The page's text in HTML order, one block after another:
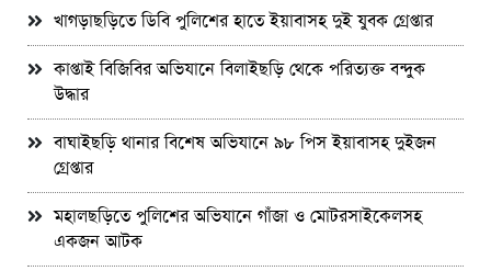
খাগড়াছড়িতে ডিবি পুলিশের হাতে ইয়াবাসহ দুই যুবক গ্রেপ্তার
কাপ্তাই বিজিবির অভিযানে বিলাইছড়ি থেকে পরিত্যক্ত বন্দুক
উদ্ধার
বাঘাইছড়ি থানার বিশেষ অভিযানে ৯৮ পিস ইয়াবাসহ দুইজন
গ্রেপ্তার
মহালছড়িতে পুলিশের অভিযানে গাঁজা ও মোটরসাইকেলসহ
একজন আটক